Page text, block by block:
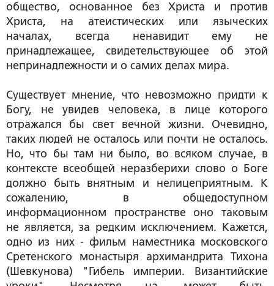
общество, основанное без Христа и против
Христа, на атеистических или языческих
началах, всегда ненавидит ему не
принадлежащее, свидетельствующее об этой
непринадлежности и о самих делах мира.
Существует мнение, что невозможно придти к
Богу, не увидев человека, в лице которого
отражался бы свет вечной жизни. Очевидно,
таких людей не осталось или почти не осталось.
Но, что бы там ни было, во всяком случае, в
контексте всеобщей неразберихи слово о Боге
должно быть внятным и нелицеприятным. К
сожалению, в общедоступном
информационном пространстве оно таковым
не является, за редким исключением. Кажется,
одно из них - фильм наместника московского
Сретенского монастыря архимандрита Тихона
(Шевкунова) "Гибель империи. Византийские